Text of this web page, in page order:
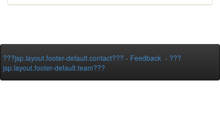
???jsp.layout.footer-default.contact??? - Feedback - ???
jsp.layout.footer-default.team???